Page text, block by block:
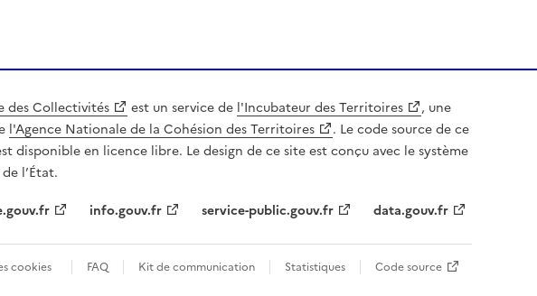
des Collectivités est un service de l'Incubateur des Territoires
, une
l'Agence Nationale de la Cohésion des Territoires
. Le code source de ce
disponible en licence libre. Le design de ce site est conçu avec le système
l’État.
info.gouv.fr service-public.gouv.fr data.gouv.fr
cookies FAQ Kit de communication Statistiques Code source